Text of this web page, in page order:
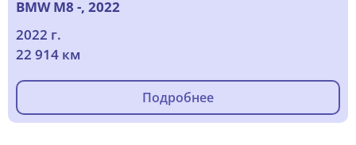
BMW M8 -, 2022
2022 г.
22 914 км
Подробнее